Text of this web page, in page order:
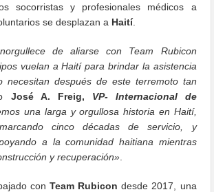
socorristas y profesionales médicos a
se desplazan a Haití.
de aliarse con Team Rubicon
vuelan a Haití para brindar la asistencia
necesitan después de este terremoto tan
José A. Freig, VP- Internacional de
una larga y orgullosa historia en Haití,
cinco décadas de servicio, y
a la comunidad haitiana mientras
y recuperación»
con Team Rubicon desde 2017, una